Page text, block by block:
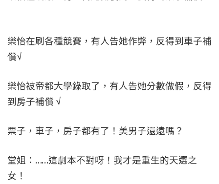
樂怡在刷各種競賽，有人告她作弊，反得到車子補
償√
樂怡被帝都大學錄取了，有人告她分數做假，反得
到房子補償 √
票子，車子，房子都有了！美男子還遠嗎？
堂姐：……這劇本不對呀！我才是重生的天選之
女！